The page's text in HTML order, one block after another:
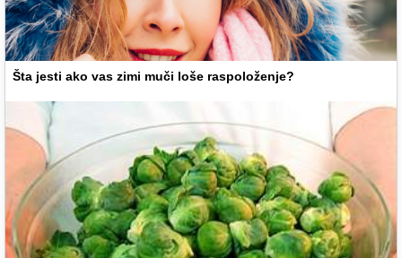
Šta jesti ako vas zimi muči loše raspoloženje?